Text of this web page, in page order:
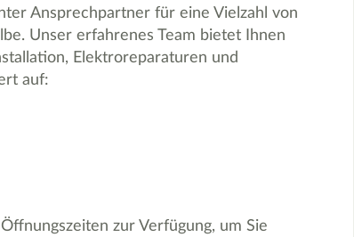
Ansprechpartner für eine Vielzahl von
Unser erfahrenes Team bietet Ihnen
Elektroreparaturen und
auf:
zur Verfügung, um Sie